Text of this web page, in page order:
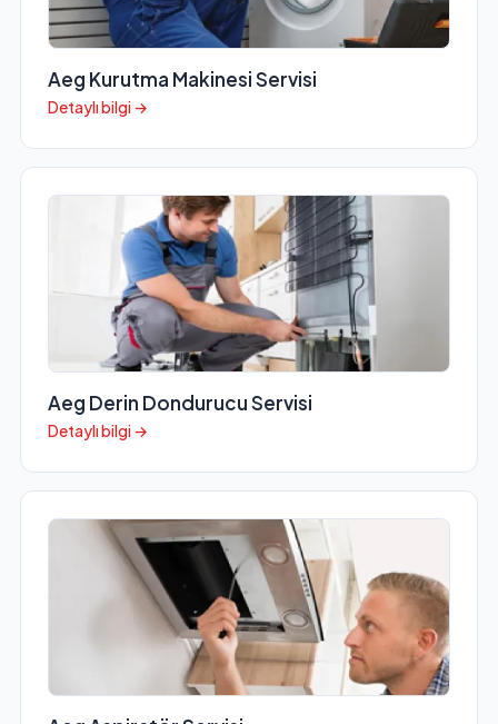
Aeg Kurutma Makinesi Servisi
Detaylı bilgi →
Aeg Derin Dondurucu Servisi
Detaylı bilgi →